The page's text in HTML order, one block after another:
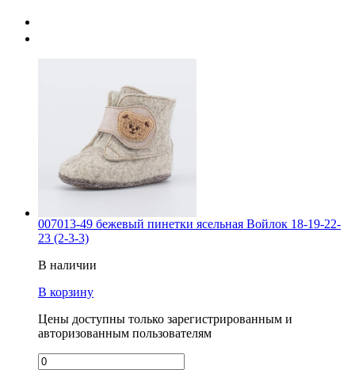
007013-49 бежевый пинетки ясельная Войлок 18-19-22-
23 (2-3-3)
В наличии
В корзину
Цены доступны только зарегистрированным и
авторизованным пользователям